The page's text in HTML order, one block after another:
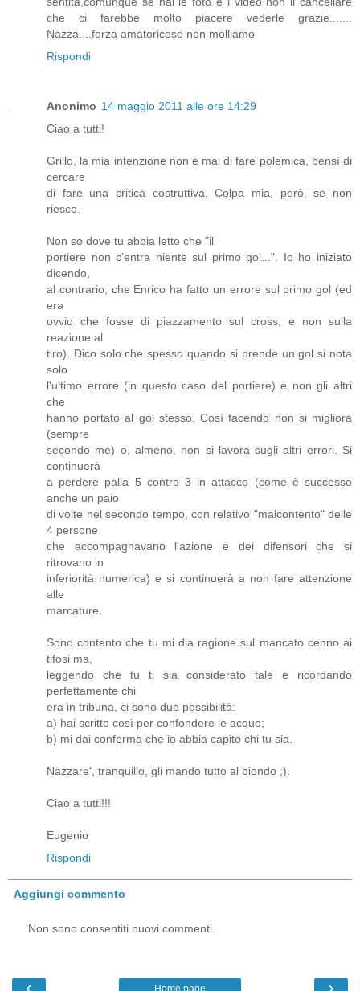
che ci farebbe molto piacere vederle grazie.......
Nazza....forza amatoricese non molliamo
Rispondi
Anonimo 14 maggio 2011 alle ore 14:29
Ciao a tutti!
Grillo, la mia intenzione non è mai di fare polemica, bensì di
cercare
di fare una critica costruttiva. Colpa mia, però, se non
riesco.
Non so dove tu abbia letto che "il
portiere non c'entra niente sul primo gol...". Io ho iniziato
dicendo,
al contrario, che Enrico ha fatto un errore sul primo gol (ed
era
ovvio che fosse di piazzamento sul cross, e non sulla
reazione al
tiro). Dico solo che spesso quando si prende un gol si nota
solo
l'ultimo errore (in questo caso del portiere) e non gli altri
che
hanno portato al gol stesso. Così facendo non si migliora
(sempre
secondo me) o, almeno, non si lavora sugli altri errori. Si
continuerà
a perdere palla 5 contro 3 in attacco (come è successo
anche un paio
di volte nel secondo tempo, con relativo "malcontento" delle
4 persone
che accompagnavano l'azione e dei difensori che si
ritrovano in
inferiorità numerica) e si continuerà a non fare attenzione
alle
marcature.
Sono contento che tu mi dia ragione sul mancato cenno ai
tifosi ma,
leggendo che tu ti sia considerato tale e ricordando
perfettamente chi
era in tribuna, ci sono due possibilità:
a) hai scritto così per confondere le acque;
b) mi dai conferma che io abbia capito chi tu sia.
Nazzare', tranquillo, gli mando tutto al biondo ;).
Ciao a tutti!!!
Eugenio
Rispondi
Aggiungi commento
Non sono consentiti nuovi commenti.
Home page